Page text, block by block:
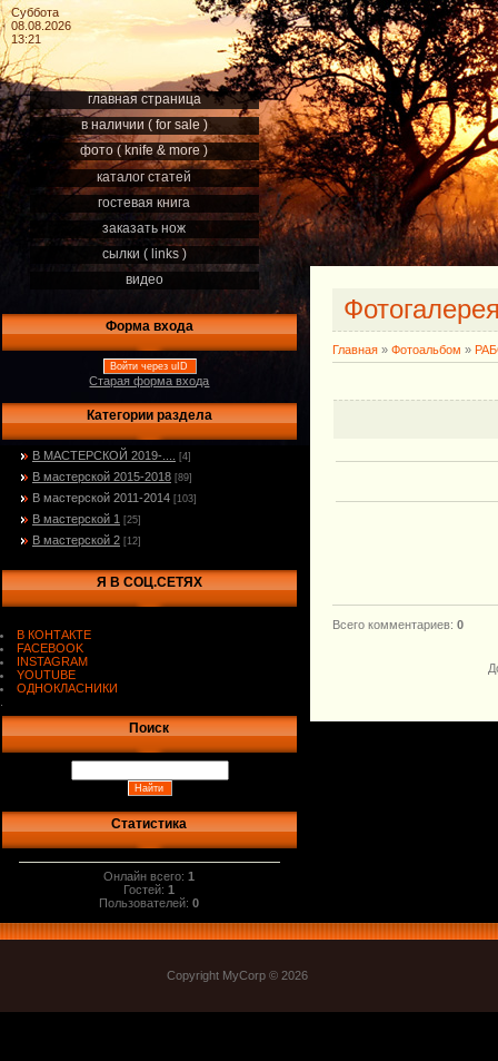
Суббота
08.08.2026
13:21
главная страница
в наличии ( for sale )
фото ( knife & more )
каталог статей
гостевая книга
заказать нож
сылки ( links )
видео
Форма входа
Войти через uID
Старая форма входа
Категории раздела
В МАСТЕРСКОЙ 2019-.... [4]
В мастерской 2015-2018 [89]
В мастерской 2011-2014 [103]
В мастерской 1 [25]
В мастерской 2 [12]
Я В СОЦ.СЕТЯХ
В КОНТАКТЕ
FACEBOOK
INSTAGRAM
YOUTUBE
ОДНОКЛАСНИКИ
Поиск
Статистика
Онлайн всего:1
Гостей:1
Пользователей:0
Главная » Фотоальбом »
Всего комментариев: 0
Copyright MyCorp © 2026